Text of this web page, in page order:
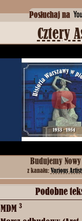
Posłuchaj na
Cztery
Budujemy
z kanału: Various
Podobne
MDM 3